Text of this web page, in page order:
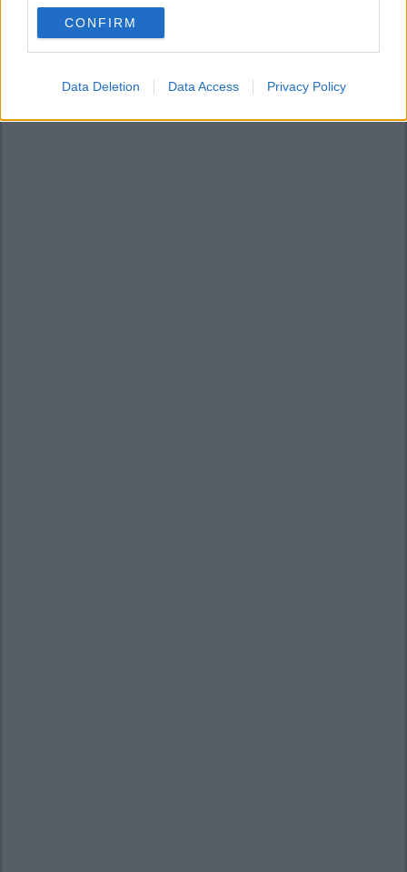
use your data for below specified purposes in below Google
consent section.
CONFIRM
Data Deletion Data Access Privacy Policy